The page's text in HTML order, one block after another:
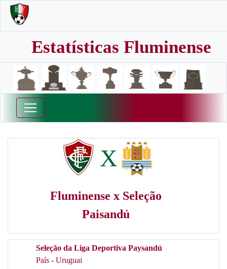
Estatísticas Fluminense
X
Fluminense x Seleção
Paisandú
Seleção da Liga Deportiva Paysandú
País - Uruguai